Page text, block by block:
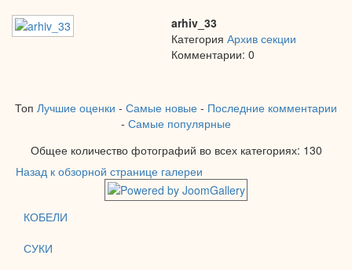
arhiv_33
Категория Архив секции
Комментарии: 0
Топ Лучшие оценки - Самые новые - Последние комментарии
- Самые популярные
Общее количество фотографий во всех категориях: 130
Назад к обзорной странице галереи
КОБЕЛИ
СУКИ